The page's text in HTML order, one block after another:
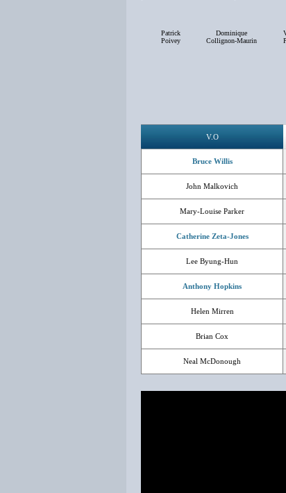
Patrick
Poivey
Dominique
Collignon-Maurin
V.O
Bruce Willis
John Malkovich
Mary-Louise Parker
Catherine Zeta-Jones
Lee Byung-Hun
Anthony Hopkins
Helen Mirren
Brian Cox
Neal McDonough